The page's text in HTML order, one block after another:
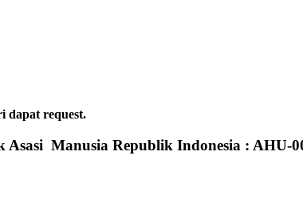
dapat request.
Manusia Republik Indonesia : AHU-